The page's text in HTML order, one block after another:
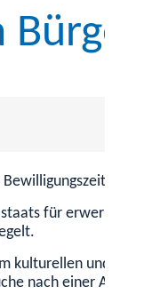
für
und
nach einer Arbeit